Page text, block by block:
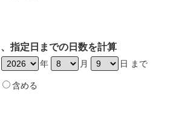
指定日までの日数を計算
年 月 日 まで
含める